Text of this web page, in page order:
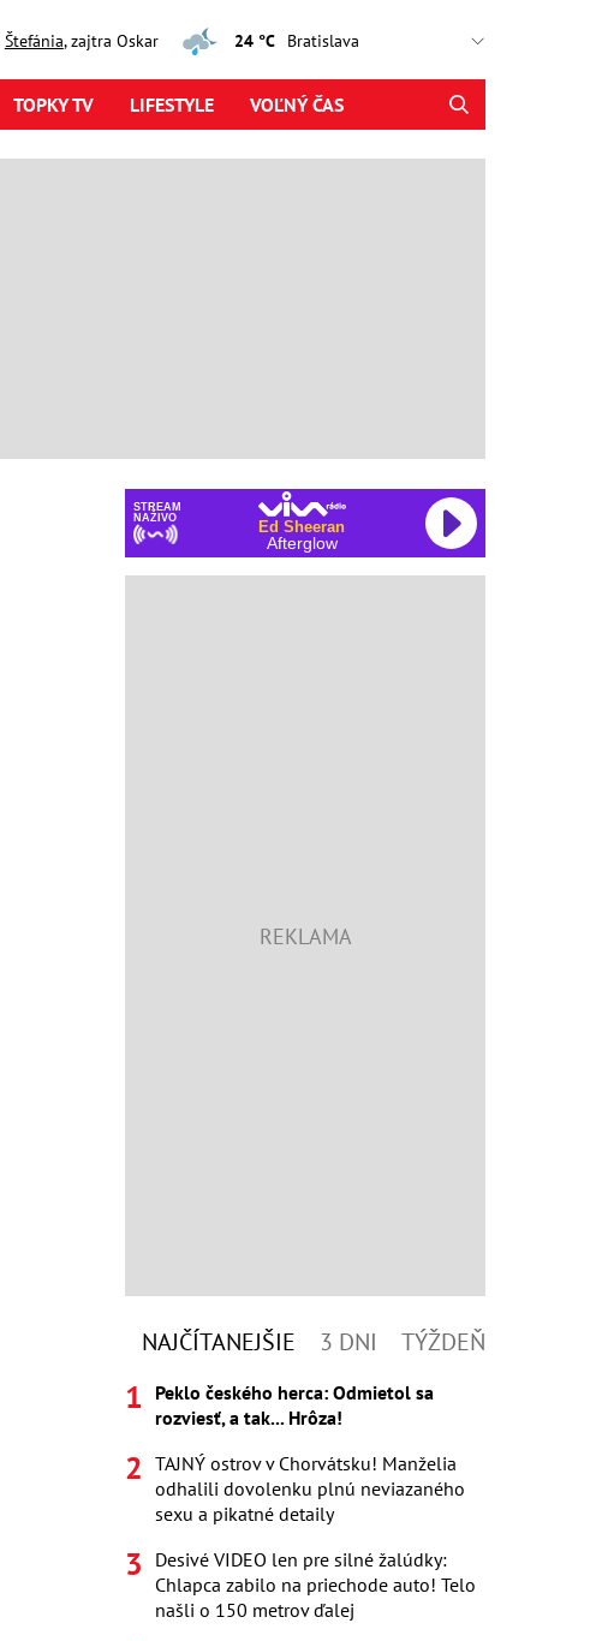
Štefánia, zajtra Oskar 24 °C
TOPKY TV LIFESTYLE VOĽNÝ ČAS
STREAM
NAŽIVO
Ed Sheeran
Afterglow
NAJČÍTANEJŠIE 3 DNI TÝŽDEŇ
Peklo českého herca: Odmietol sa
rozviesť, a tak... Hrôza!
TAJNÝ ostrov v Chorvátsku! Manželia
odhalili dovolenku plnú neviazaného
sexu a pikatné detaily
Desivé VIDEO len pre silné žalúdky:
Chlapca zabilo na priechode auto! Telo
našli o 150 metrov ďalej